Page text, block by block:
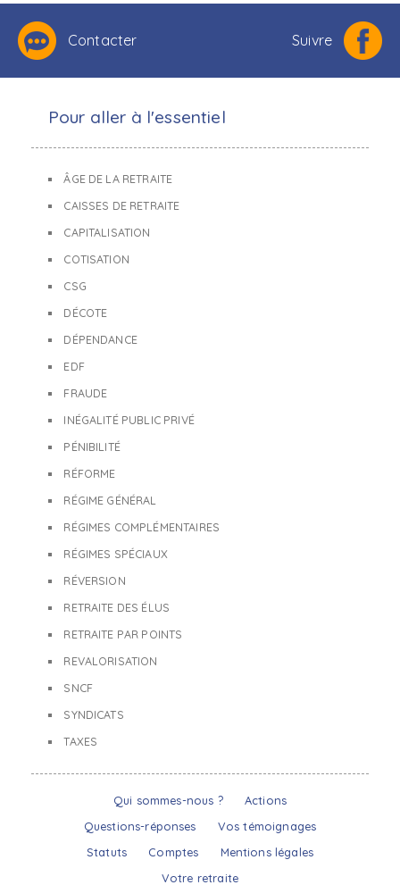
Contacter Suivre
Pour aller à l'essentiel
ÂGE DE LA RETRAITE
CAISSES DE RETRAITE
CAPITALISATION
COTISATION
CSG
DÉCOTE
DÉPENDANCE
EDF
FRAUDE
INÉGALITÉ PUBLIC PRIVÉ
PÉNIBILITÉ
RÉFORME
RÉGIME GÉNÉRAL
RÉGIMES COMPLÉMENTAIRES
RÉGIMES SPÉCIAUX
RÉVERSION
RETRAITE DES ÉLUS
RETRAITE PAR POINTS
REVALORISATION
SNCF
SYNDICATS
TAXES
Qui sommes-nous ?
Actions
Questions-réponses
Vos témoignages
Statuts
Comptes
Mentions légales
Votre retraite